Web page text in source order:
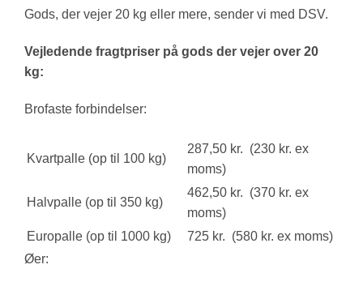
Gods, der vejer 20 kg eller mere, sender vi med DSV.
Vejledende fragtpriser på gods der vejer over 20
kg:
Brofaste forbindelser:
Kvartpalle (op til 100 kg)
287,50 kr. (230 kr. ex
moms)
Halvpalle (op til 350 kg)
462,50 kr. (370 kr. ex
moms)
Europalle (op til 1000 kg)
725 kr. (580 kr. ex moms)
Øer: